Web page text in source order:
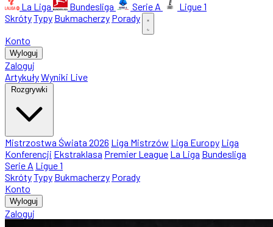
La Liga
Bundesliga Serie A
Ligue 1
SkrótyTypy Bukmacherzy Porady
Konto
Wyloguj
Zaloguj
ArtykułyWyniki Live
Rozgrywki
Mistrzostwa Świata 2026 Liga Mistrzów Liga Europy Liga
Konferencji Ekstraklasa Premier League La Liga Bundesliga
Serie A Ligue 1
SkrótyTypy Bukmacherzy Porady
Konto
Wyloguj
Zaloguj